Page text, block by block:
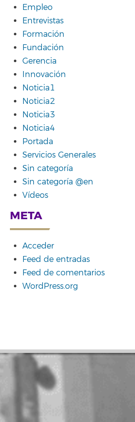
Empleo
Entrevistas
Formación
Fundación
Gerencia
Innovación
Noticia1
Noticia2
Noticia3
Noticia4
Portada
Servicios Generales
Sin categoría
Sin categoría @en
Vídeos
META
Acceder
Feed de entradas
Feed de comentarios
WordPress.org